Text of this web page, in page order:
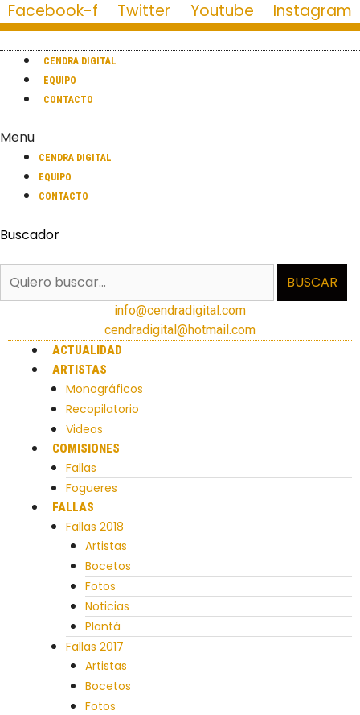
Facebook-f Twitter Youtube Instagram
CENDRA DIGITAL
EQUIPO
CONTACTO
Menu
CENDRA DIGITAL
EQUIPO
CONTACTO
Buscador
BUSCAR
info@cendradigital.com
cendradigital@hotmail.com
ACTUALIDAD
ARTISTAS
Monográficos
Recopilatorio
Videos
COMISIONES
Fallas
Fogueres
FALLAS
Fallas 2018
Artistas
Bocetos
Fotos
Noticias
Plantá
Fallas 2017
Artistas
Bocetos
Fotos